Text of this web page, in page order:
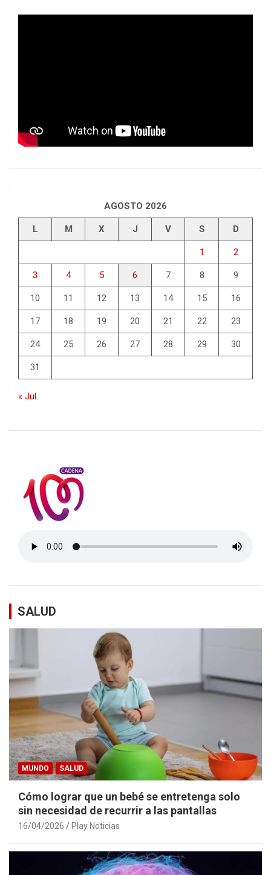
AGOSTO 2026
L M X J V S D
1 2
3 4 5 6 7 8 9
10 11 12 13 14 15 16
17 18 19 20 21 22 23
24 25 26 27 28 29 30
31
« Jul
SALUD
MUNDO SALUD
Cómo lograr que un bebé se entretenga solo
sin necesidad de recurrir a las pantallas
16/04/2026 Play Noticias